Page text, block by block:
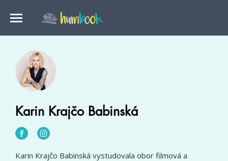
Karin Krajčo Babinská
Karin Krajčo Babinská vystudovala obor filmová a